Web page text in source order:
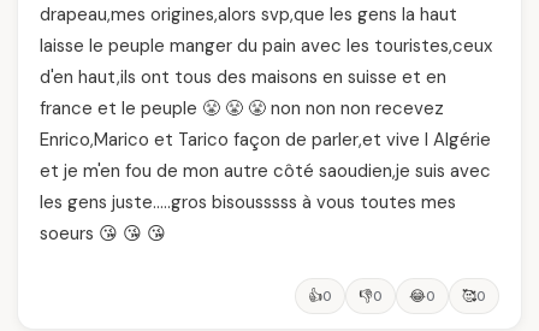
drapeau,mes origines,alors svp,que les gens la haut
laisse le peuple manger du pain avec les touristes,ceux
d'en haut,ils ont tous des maisons en suisse et en
france et le peuple 😤 😤 😤 non non non recevez
Enrico,Marico et Tarico façon de parler,et vive l Algérie
et je m'en fou de mon autre côté saoudien,je suis avec
les gens juste…..gros bisousssss à vous toutes mes
soeurs 😘 😘 😘
👍0 👎0 😂0 🥰0